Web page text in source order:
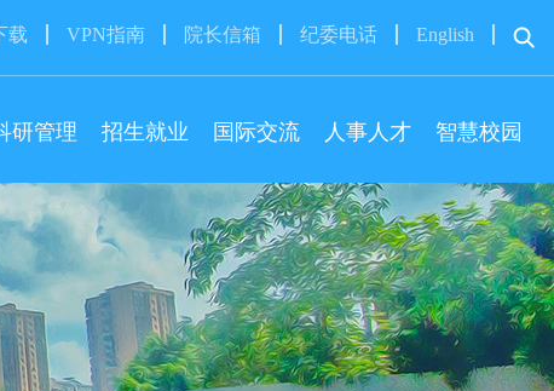
载 VPN指南 院长信箱 纪委电话 English
研管理 招生就业 国际交流 人事人才 智慧校园